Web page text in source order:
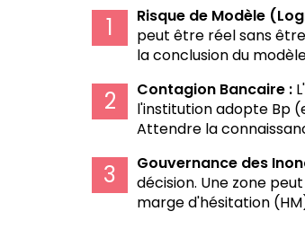
Risque de Modèle
peut être réel sans
la conclusion du
Contagion Bancaire :
l'institution adopte Bp
Attendre la
Gouvernance des
décision. Une zone
marge d'hésitation